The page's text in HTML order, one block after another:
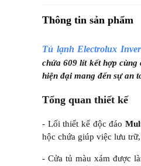
Thông tin sản phẩm
Tủ lạnh Electrolux
chứa 609 lít kết hợp cùng
hiện đại mang đến sự an
Tổng quan thiết kế
- Lối thiết kế độc đáo
hộc chứa giúp việc lưu
- Cửa tủ màu xám được